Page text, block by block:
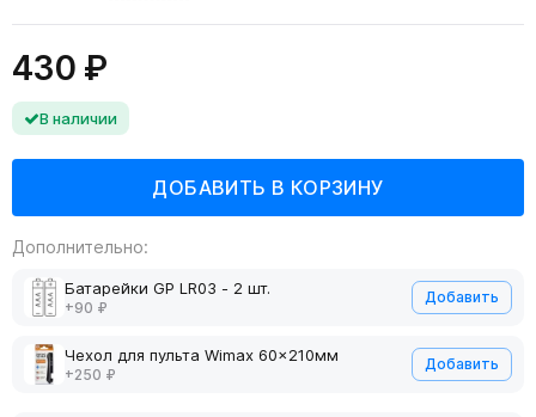
430 ₽
В наличии
Дополнительно:
Батарейки GP LR03 - 2 шт.
+90 ₽
Добавить
Чехол для пульта Wimax 60x210мм
+250 ₽
Добавить